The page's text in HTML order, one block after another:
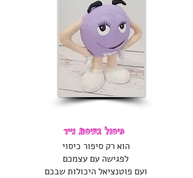
פיסול בעיסת נייר
הוא רק סיפור כיסוי
לפגישה עם עצמכם
ועם פוטנציאל היכולות שבכם